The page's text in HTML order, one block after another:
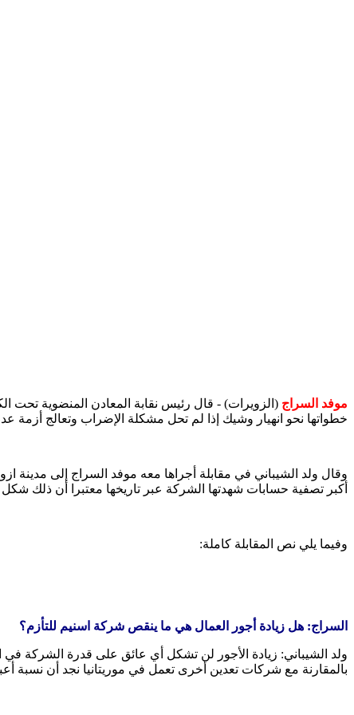
موفد السراج (الزويرات) - قال رئيس نقابة المعادن المنضوية تحت
خطواتها نحو انهيار وشيك إذا لم تحل مشكلة الإضراب وتعالج
وقال ولد الشيباني في مقابلة أجراها معه موفد السراج إلى مدينة
أكبر تصفية حسابات شهدتها الشركة عبر تاريخها معتبرا أن ذلك
وفيما يلي نص المقابلة كاملة:
السراج: هل زيادة أجور العمال هي ما ينقص شركة اسنيم للتأزم؟
بالمقارنة مع شركات تعدين أخرى تعمل في موريتانيا نجد أن نسبة أعباء الأجور هي 34 % من تكلفة الإنتاج، مما يظهر أن شركة اسنيم تقلص تلك النسبة بشكل